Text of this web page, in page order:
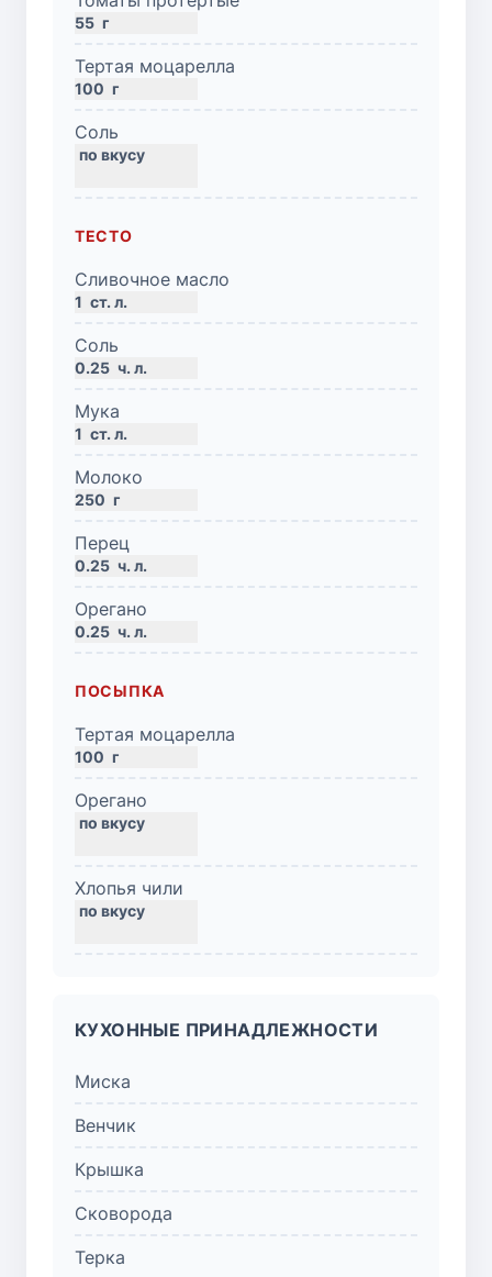
55 г
Тертая моцарелла
100 г
Соль
ТЕСТО
Сливочное масло
1 ст. л.
Соль
0.25 ч. л.
Мука
1 ст. л.
Молоко
250 г
Перец
0.25 ч. л.
Орегано
0.25 ч. л.
ПОСЫПКА
Тертая моцарелла
100 г
Орегано
Хлопья чили
КУХОННЫЕ ПРИНАДЛЕЖНОСТИ
Миска
Венчик
Крышка
Сковорода
Терка